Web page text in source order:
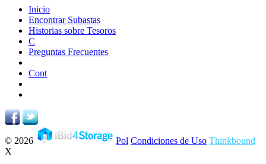
Inicio
Encontrar Subastas
Historias sobre Tesoros
C
Preguntas Frecuentes
Cont
© 2026 Pol Condiciones de Uso Thinkbound
X